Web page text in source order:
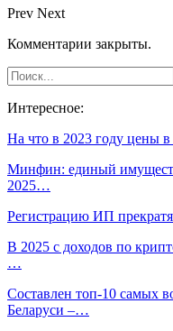
Prev Next
Комментарии закрыты.
Интересное:
На что в 2023 году цены
Минфин: единый
2025…
Регистрацию ИП
В 2025 с доходов по
…
Составлен топ-10 самых
Беларуси –…